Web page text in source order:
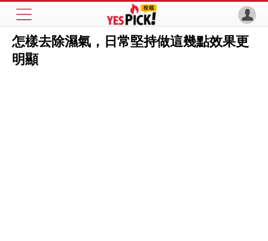
怎樣去除濕氣，日常堅持做這幾點效果更
明顯